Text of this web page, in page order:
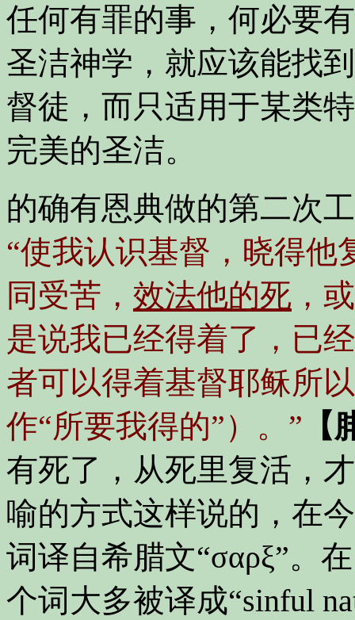
任何有罪的事，何必要
圣洁神学，就应该能找
督徒，而只适用于某类
完美的圣洁。
的确有恩典做的第二次
“使我认识基督，晓得他
同受苦， 效法他的死 ，
是说我已经得着了，已
者可以得着基督耶稣所
作“所要我得的”）。”
有死了，从死里复活，
喻的方式这样说的，在
词译自希腊文“σαρξ”。
个词大多被译成“sinful